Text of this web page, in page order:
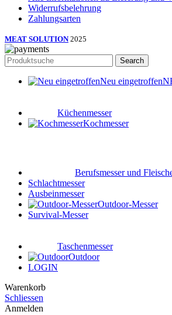
Widerrufsbelehrung
Zahlungsarten
MEAT SOLUTION 2025
Search
Neu eingetroffen
Küchenmesser
Kochmesser
Berufsmesser und
Schlachtmesser
Ausbeinmesser
Outdoor-Messer
Survival-Messer
Taschenmesser
Outdoor
LOGIN
Warenkorb
Schliessen
Anmelden